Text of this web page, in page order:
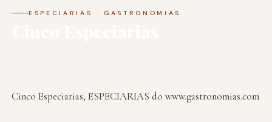
ESPECIARIAS · GASTRONOMIAS
Cinco Especiarias, ESPECIARIAS do www.gastronomias.com